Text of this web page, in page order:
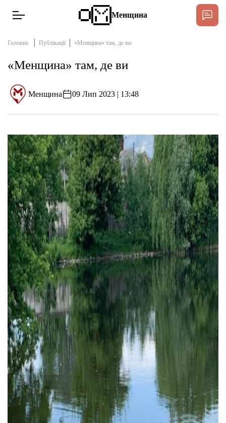
Тексти
Публікації
Про нас
Бюджет
Тендери
Довідник
Контакти
Рекламні прайси
Підтримати «місцевих»
Редакційна політика
Етичний кодекс
Менщина
Головна Публікації «Менщина» там, де ви
«Менщина» там, де ви
Менщина 09 Лип 2023 | 13:48